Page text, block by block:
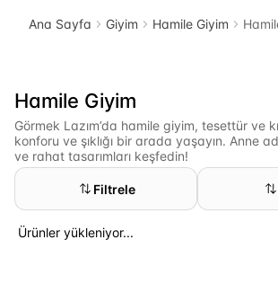
Ana Sayfa Giyim Hamile Giyim
Hamile Giyim
Görmek Lazım’da hamile giyim, tesettür ve
konforu ve şıklığı bir arada yaşayın. Anne
ve rahat tasarımları keşfedin!
Filtrele
Ürünler yükleniyor...